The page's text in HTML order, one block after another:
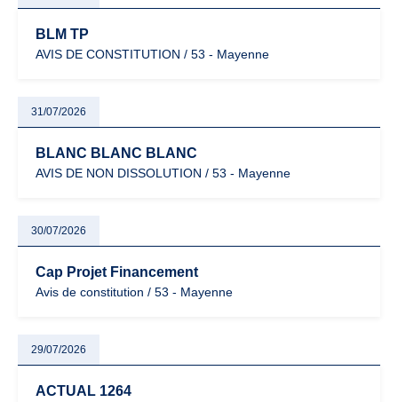
BLM TP
AVIS DE CONSTITUTION / 53 - Mayenne
31/07/2026
BLANC BLANC BLANC
AVIS DE NON DISSOLUTION / 53 - Mayenne
30/07/2026
Cap Projet Financement
Avis de constitution / 53 - Mayenne
29/07/2026
ACTUAL 1264